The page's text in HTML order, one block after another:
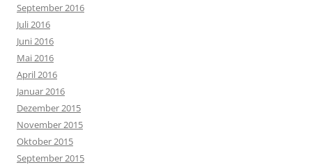
September 2016
Juli 2016
Juni 2016
Mai 2016
April 2016
Januar 2016
Dezember 2015
November 2015
Oktober 2015
September 2015